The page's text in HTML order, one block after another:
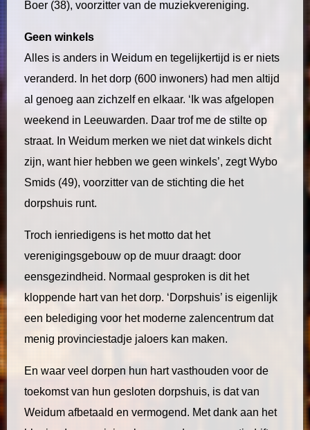
Boer (38), voorzitter van de muziekvereniging.
Geen winkels
Alles is anders in Weidum en tegelijkertijd is er niets
veranderd. In het dorp (600 inwoners) had men altijd
al genoeg aan zichzelf en elkaar. ‘Ik was afgelopen
weekend in Leeuwarden. Daar trof me de stilte op
straat. In Weidum merken we niet dat winkels dicht
zijn, want hier hebben we geen winkels’, zegt Wybo
Smids (49), voorzitter van de stichting die het
dorpshuis runt.
Troch ienriedigens is het motto dat het
verenigingsgebouw op de muur draagt: door
eensgezindheid. Normaal gesproken is dit het
kloppende hart van het dorp. ‘Dorpshuis’ is eigenlijk
een belediging voor het moderne zalencentrum dat
menig provinciestadje jaloers kan maken.
En waar veel dorpen hun hart vasthouden voor de
toekomst van hun gesloten dorpshuis, is dat van
Weidum afbetaald en vermogend. Met dank aan het